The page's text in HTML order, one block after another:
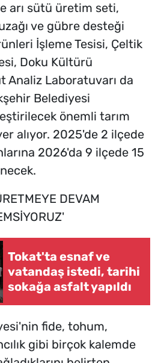
arı sütü üretim seti,
ve gübre desteği
İşleme Tesisi, Çeltik
Doku Kültürü
Analiz Laboratuvarı da
Belediyesi
önemli tarım
alıyor. 2025'de 2 ilçede
2026'da 9 ilçede 15
DEVAM
Tokat'ta esnaf ve
vatandaş istedi, tarihi
sokağa asfalt yapıldı
fide, tohum,
gibi birçok kalemde